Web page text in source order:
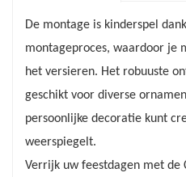
achtergrond voor uw
waardoor deze boom
voor elk thema.
Deze kerstboom is
materialen die een
garanderen, zodat u
schoonheid kunt
De montage is kinderspel
montageproces, waardoor je
het versieren. Het robuuste
geschikt voor diverse
persoonlijke decoratie kunt
weerspiegelt.
Verrijk uw feestdagen met de